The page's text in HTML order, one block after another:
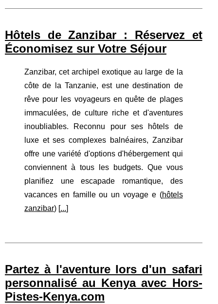
Hôtels de Zanzibar : Réservez et
Économisez sur Votre Séjour
Zanzibar, cet archipel exotique au large de la
côte de la Tanzanie, est une destination de
rêve pour les voyageurs en quête de plages
immaculées, de culture riche et d'aventures
inoubliables. Reconnu pour ses hôtels de
luxe et ses complexes balnéaires, Zanzibar
offre une variété d'options d'hébergement qui
conviennent à tous les budgets. Que vous
planifiez une escapade romantique, des
vacances en famille ou un voyage e (hôtels
zanzibar) [...]
Partez à l'aventure lors d'un safari
personnalisé au Kenya avec Hors-
Pistes-Kenya.com